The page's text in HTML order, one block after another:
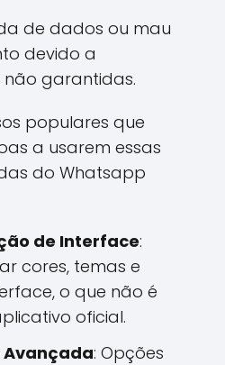
de dados ou mau
devido a
garantidas.
populares que
a usarem essas
do Whatsapp
de Interface:
cores, temas e
o que não é
oficial.
: Opções